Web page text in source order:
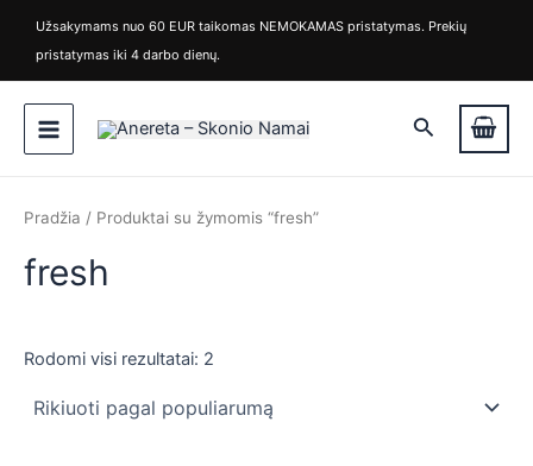
turinio
Užsakymams nuo 60 EUR taikomas NEMOKAMAS pristatymas. Prekių
pristatymas iki 4 darbo dienų.
Main
Menu
Paieška
k
a
n
s
k
i
Pradžia / Produktai su žymomis “fresh”
fresh
Rodomi visi rezultatai: 2
pagal